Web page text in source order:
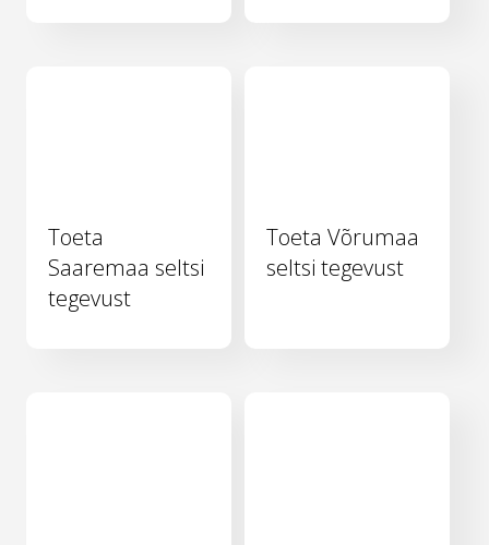
Toeta
Saaremaa seltsi
tegevust
Toeta Võrumaa
seltsi tegevust